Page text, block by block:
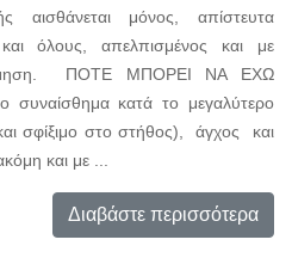
μόνος, απίστευτα
όλους, απελπισμένος και με
ΠΟΤΕ ΜΠΟΡΕΙ ΝΑ ΕΧΩ
κατά το μεγαλύτερο
σφίξιμο στο στήθος), άγχος και
και με ...
Διαβάστε περισσότερα